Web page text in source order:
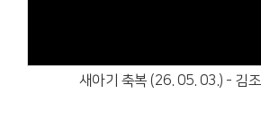
새아기 축복 (26. 05. 03.) - 김